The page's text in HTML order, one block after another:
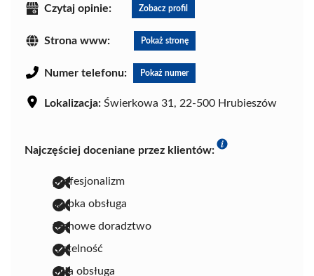
Czytaj opinie: Zobacz profil
Strona www: Pokaż stronę
Numer telefonu: Pokaż numer
Lokalizacja: Świerkowa 31, 22-500 Hrubieszów
Najczęściej doceniane przez klientów:
profesjonalizm
szybka obsługa
fachowe doradztwo
rzetelność
miła obsługa